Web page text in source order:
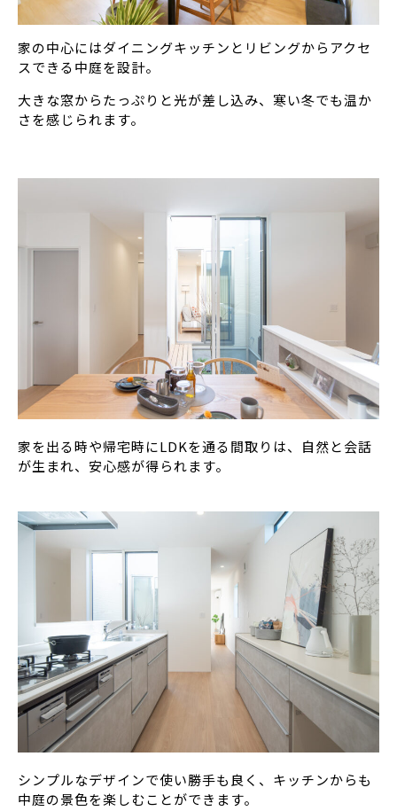
家の中心にはダイニングキッチンとリビングからアクセ
スできる中庭を設計。
大きな窓からたっぷりと光が差し込み、寒い冬でも温か
さを感じられます。
家を出る時や帰宅時にLDKを通る間取りは、自然と会話
が生まれ、安心感が得られます。
シンプルなデザインで使い勝手も良く、キッチンからも
中庭の景色を楽しむことができます。